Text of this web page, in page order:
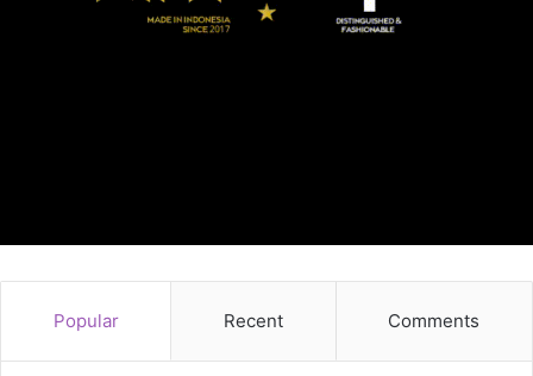
Popular Recent Comments